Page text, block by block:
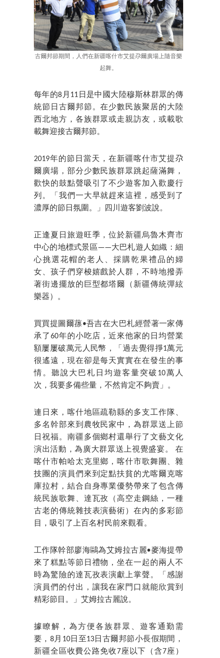
古爾邦節期間，人們在新疆喀什市艾提尕爾廣場上隨音樂
起舞。
每年的8月11日是中國大陸穆斯林群眾的傳
統節日古爾邦節。在少數民族聚居的大陸
西北地方，各族群眾或走親訪友，或載歌
載舞迎接古爾邦節。
2019年的節日當天，在新疆喀什市艾提尕
爾廣場，部分少數民族群眾跳起薩滿舞，
歡快的鼓點聲吸引了不少遊客加入歡慶行
列。「我們一大早就趕來這裡，感受到了
濃厚的節日氛圍。」四川遊客劉波說。
正逢夏日旅遊旺季，位於新疆烏魯木齊市
中心的地標式景區——大巴札遊人如織：細
心挑選花帽的老人、採購乾果禮品的婦
女、孩子們穿梭嬉戲於人群，不時地撥弄
著街邊擺放的巨型都塔爾（新疆傳統彈絃
樂器）。
買買提圖爾蓀•吾吉在大巴札經營著一家傳
承了60年的小吃店，近來他家的日均營業
額屢屢破萬元人民幣，「過去覺得掙1萬元
很遙遠，現在卻是每天實實在在發生的事
情。聽說大巴札日均遊客量突破10萬人
次，我要多備些量，不然肯定不夠賣」。
連日來，喀什地區疏勒縣的多支工作隊、
多名幹部來到農牧民家中，為群眾送上節
日祝福。南疆多個鄉村還舉行了文藝文化
演出活動，為廣大群眾送上視覺盛宴。 在
喀什市帕哈太克里鄉，喀什市歌舞團、雜
技團的演員們來到定點扶貧的尤喀爾克喀
庫拉村，結合自身專業優勢帶來了包含傳
統民族歌舞、達瓦孜（高空走鋼絲，一種
古老的傳統雜技表演藝術）在內的多彩節
目，吸引了上百名村民前來觀看。
工作隊幹部廖海鷗為艾姆拉古麗•麥海提帶
來了糕點等節日禮物，坐在一起的兩人不
時為驚險的達瓦孜表演獻上掌聲。「感謝
演員們的付出，讓我在家門口就能欣賞到
精彩節目。」艾姆拉古麗說。
據瞭解，為方便各族群眾、遊客通勤需
要，8月10日至13日古爾邦節小長假期間，
新疆全區收費公路免收7座以下（含7座）